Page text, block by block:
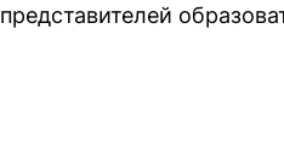
представителей